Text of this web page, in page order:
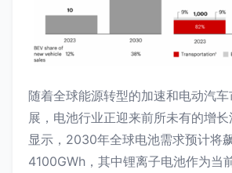
随着全球能源转型的加速和电动汽
展，电池行业正迎来前所未有的增
显示，2030年全球电池需求预计将
4100GWh，其中锂离子电池作为当